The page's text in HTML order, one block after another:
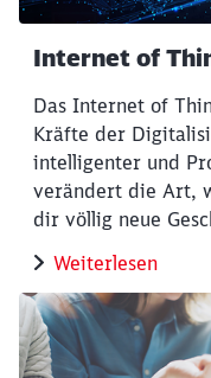
Internet of
Das Internet of
Kräfte der
intelligenter und
verändert die Art,
dir völlig neue
Weiterlesen